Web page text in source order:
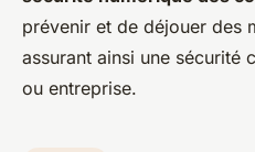
prévenir et de déjouer des
assurant ainsi une sécurité
ou entreprise.